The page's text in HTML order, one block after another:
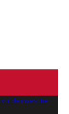
de investitie